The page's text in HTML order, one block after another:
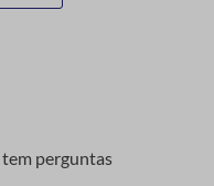
perguntas